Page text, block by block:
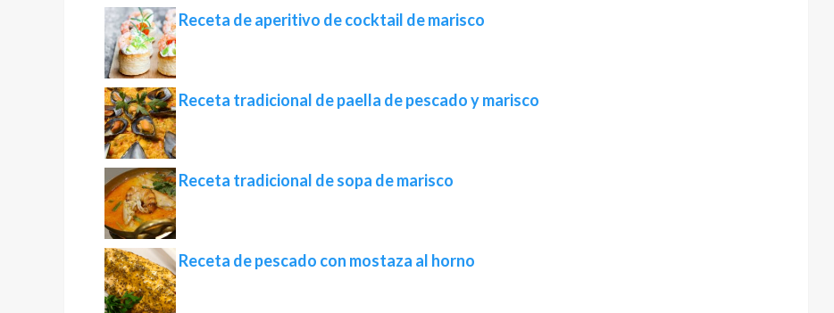
Receta de aperitivo de cocktail de marisco
Receta tradicional de paella de pescado y marisco
Receta tradicional de sopa de marisco
Receta de pescado con mostaza al horno